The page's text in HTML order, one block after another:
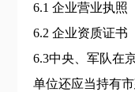
6.1 企业营业执照
6.2 企业资质证书
6.3中央、军队在
单位还应当持有